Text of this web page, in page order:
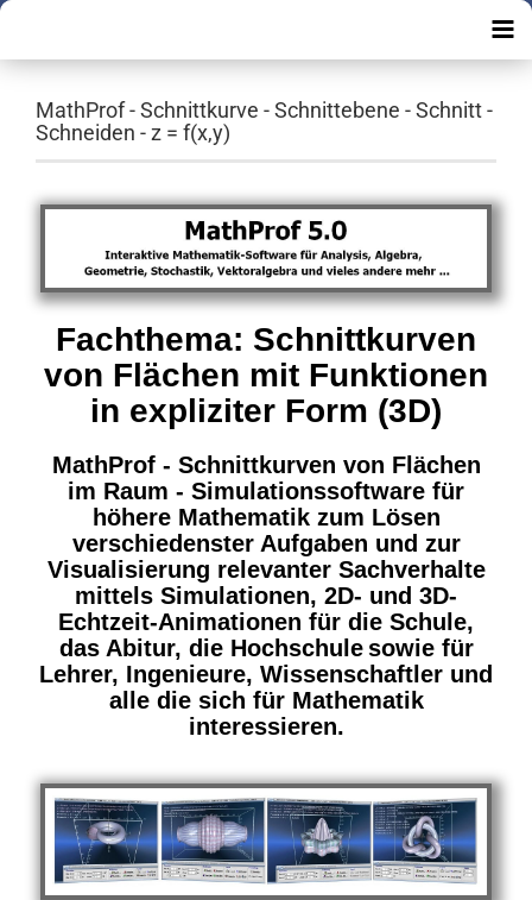
MathProf - Schnittkurve - Schnittebene - Schnitt -
Schneiden - z = f(x,y)
Fachthema: Schnittkurven
von Flächen mit Funktionen
in expliziter Form (3D)
MathProf - Schnittkurven von Flächen
im Raum - Simulationssoftware für
höhere Mathematik zum Lösen
verschiedenster Aufgaben und zur
Visualisierung relevanter Sachverhalte
mittels Simulationen, 2D- und 3D-
Echtzeit-Animationen für die Schule,
das Abitur, die Hochschule sowie für
Lehrer, Ingenieure, Wissenschaftler und
alle die sich für Mathematik
interessieren.